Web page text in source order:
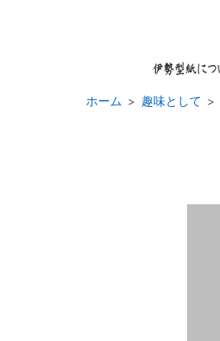
ホーム 趣味として